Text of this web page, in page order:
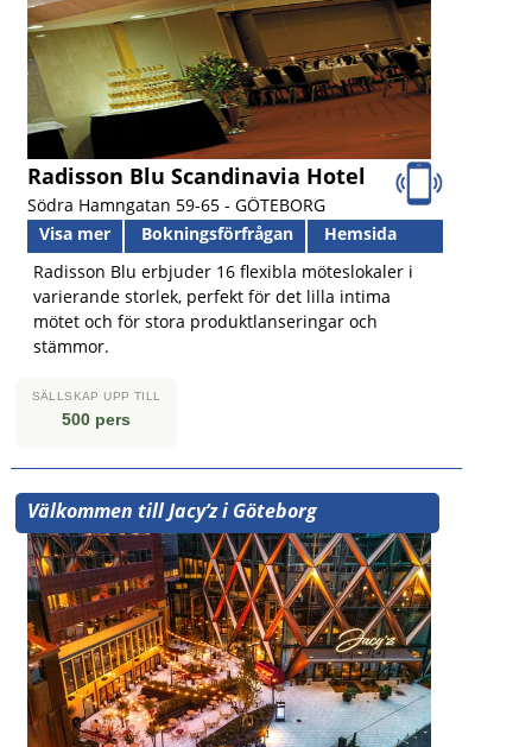
Radisson Blu Scandinavia Hotel
Södra Hamngatan 59-65 - GÖTEBORG
Visa mer
Bokningsförfrågan
Hemsida
Radisson Blu erbjuder 16 flexibla möteslokaler i
varierande storlek, perfekt för det lilla intima
mötet och för stora produktlanseringar och
stämmor.
SÄLLSKAP UPP TILL
500 pers
Välkommen till Jacy’z i Göteborg